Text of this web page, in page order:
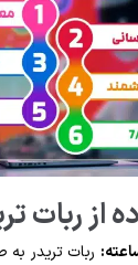
از ربات
ربات تریدر به‌